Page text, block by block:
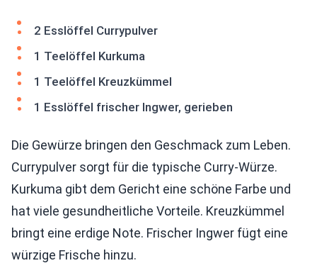
2 Esslöffel Currypulver
1 Teelöffel Kurkuma
1 Teelöffel Kreuzkümmel
1 Esslöffel frischer Ingwer, gerieben
Die Gewürze bringen den Geschmack zum Leben.
Currypulver sorgt für die typische Curry-Würze.
Kurkuma gibt dem Gericht eine schöne Farbe und
hat viele gesundheitliche Vorteile. Kreuzkümmel
bringt eine erdige Note. Frischer Ingwer fügt eine
würzige Frische hinzu.